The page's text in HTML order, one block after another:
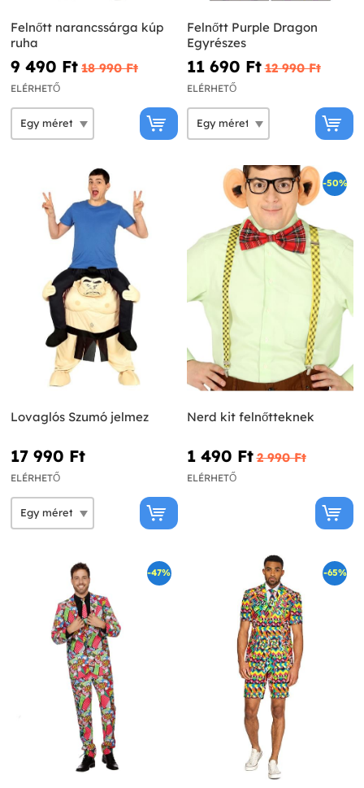
Felnőtt narancssárga kúp
ruha
9 490 Ft‎ 18 990 Ft‎
ELÉRHETŐ
Felnőtt Purple Dragon
Egyrészes
11 690 Ft‎ 12 990 Ft‎
ELÉRHETŐ
Lovaglós Szumó jelmez
17 990 Ft‎
ELÉRHETŐ
-50%
Nerd kit felnőtteknek
1 490 Ft‎ 2 990 Ft‎
ELÉRHETŐ
-47% -65%